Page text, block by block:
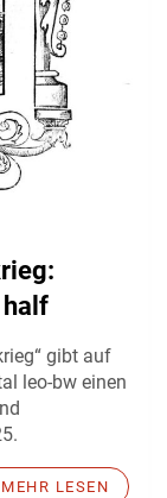
half
gibt auf
leo-bw einen
MEHR LESEN